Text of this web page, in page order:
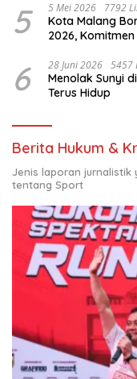
5 5 Mei 2026 7792
Kota Malang
2026,
6 28 Juni 2026 5457
Menolak Sunyi
Terus Hidup
Berita Hukum &
Jenis laporan jurnalistik
tentang Sport